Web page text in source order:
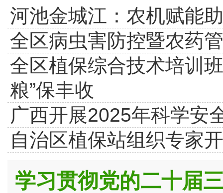
河池金城江：农机赋能
全区病虫害防控暨农药
全区植保综合技术培训
粮”保丰收
广西开展2025年科学安
自治区植保站组织专家
学习贯彻党的二十届